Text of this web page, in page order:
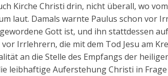
Kirche Christi drin, nicht überall, wo
laut. Damals warnte Paulus schon vor
Gott ist, und ihn stattdessen
Irrlehrern, die mit dem Tod Jesu am
an die Stelle des Empfangs der
leibhaftige Auferstehung Christi in